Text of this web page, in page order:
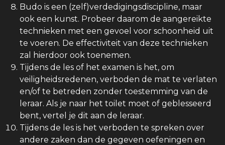
Budo is een (zelf)verdedigingsdiscipline, maar
ook een kunst. Probeer daarom de aangereikte
technieken met een gevoel voor schoonheid uit
te voeren. De effectiviteit van deze technieken
zal hierdoor ook toenemen.
Tijdens de les of het examen is het, om
veiligheidsredenen, verboden de mat te verlaten
en/of te betreden zonder toestemming van de
leraar. Als je naar het toilet moet of geblesseerd
bent, vertel je dit aan de leraar.
Tijdens de les is het verboden te spreken over
andere zaken dan de gegeven oefeningen en